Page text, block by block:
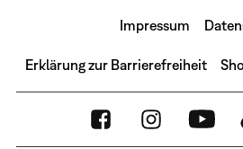
Impressum
Erklärung zur Barrierefreiheit